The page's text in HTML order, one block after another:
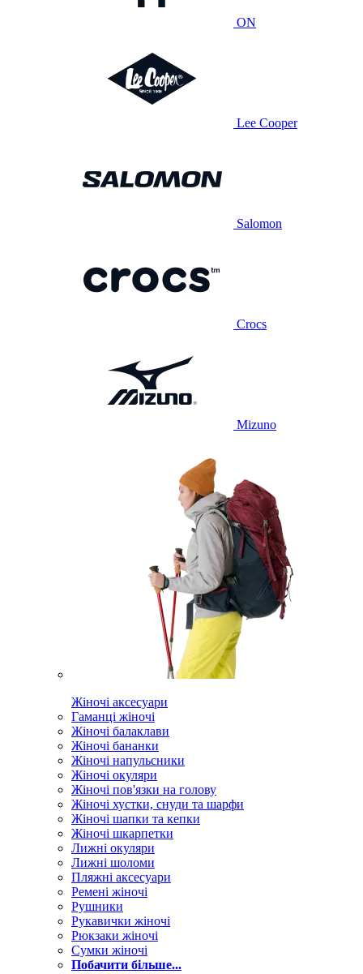
ON
Lee Cooper
Salomon
Crocs
Mizuno
Жіночі аксесуари
Гаманці жіночі
Жіночі балаклави
Жіночі бананки
Жіночі напульсники
Жіночі окуляри
Жіночі пов'язки на голову
Жіночі хустки, снуди та шарфи
Жіночі шапки та кепки
Жіночі шкарпетки
Лижні окуляри
Лижні шоломи
Пляжні аксесуари
Ремені жіночі
Рушники
Рукавички жіночі
Рюкзаки жіночі
Сумки жіночі
Побачити більше...